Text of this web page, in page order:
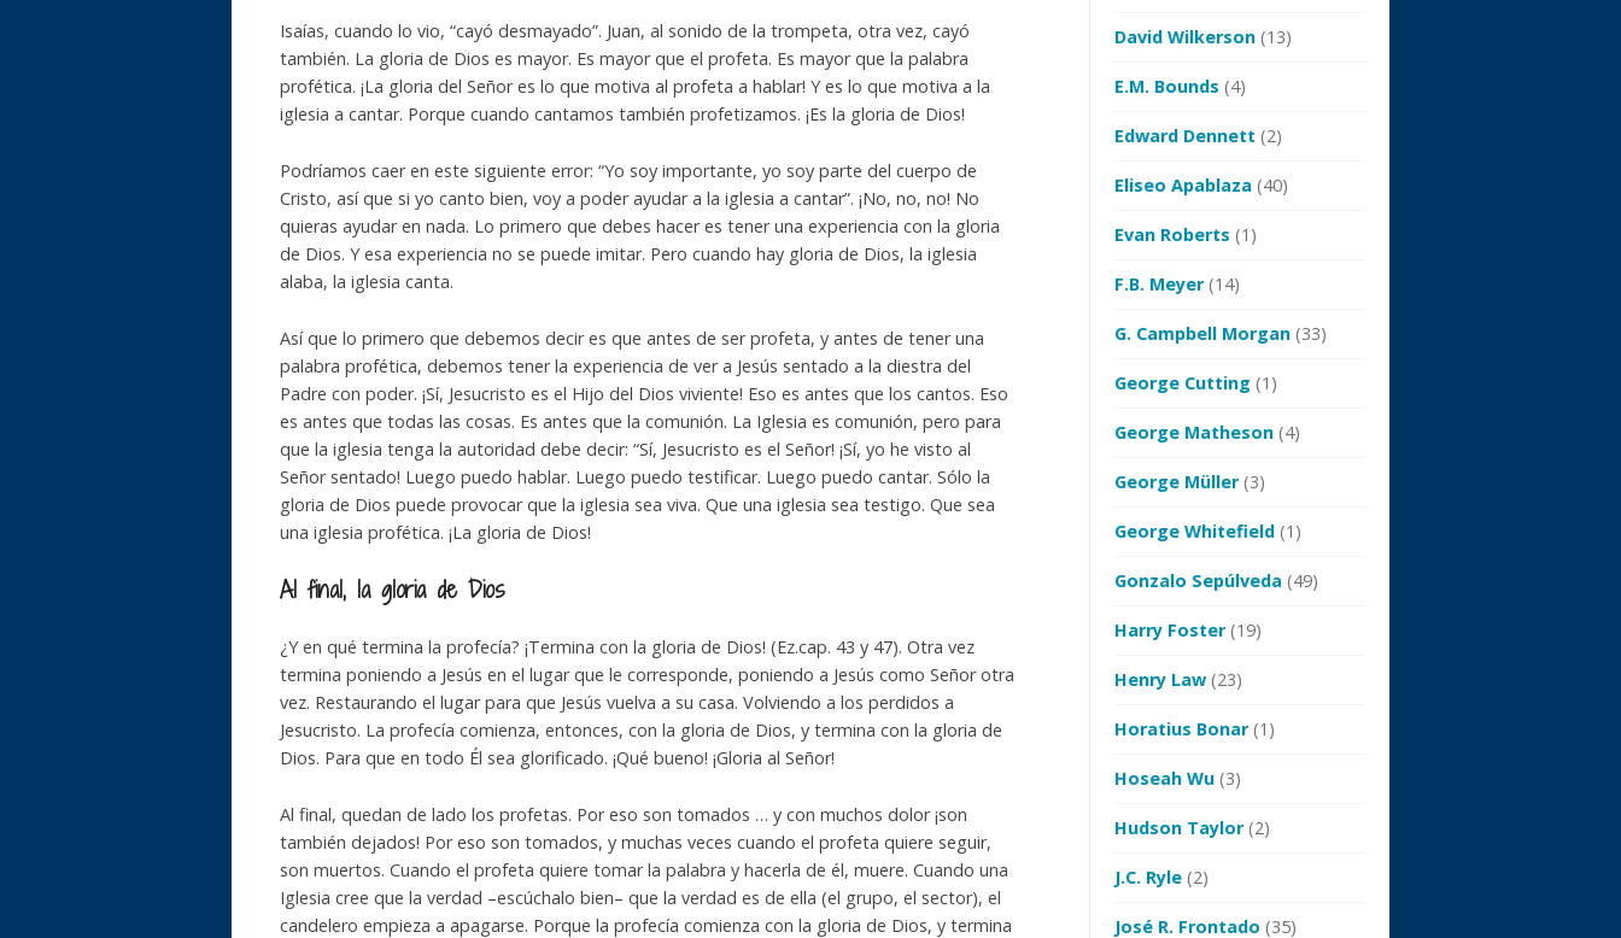
Isaías, cuando lo vio, “cayó desmayado”. Juan, al sonido de la trompeta, otra vez, cayó
también. La gloria de Dios es mayor. Es mayor que el profeta. Es mayor que la palabra
profética. ¡La gloria del Señor es lo que motiva al profeta a hablar! Y es lo que motiva a la
iglesia a cantar. Porque cuando cantamos también profetizamos. ¡Es la gloria de Dios!
Podríamos caer en este siguiente error: “Yo soy importante, yo soy parte del cuerpo de
Cristo, así que si yo canto bien, voy a poder ayudar a la iglesia a cantar”. ¡No, no, no! No
quieras ayudar en nada. Lo primero que debes hacer es tener una experiencia con la gloria
de Dios. Y esa experiencia no se puede imitar. Pero cuando hay gloria de Dios, la iglesia
alaba, la iglesia canta.
Así que lo primero que debemos decir es que antes de ser profeta, y antes de tener una
palabra profética, debemos tener la experiencia de ver a Jesús sentado a la diestra del
Padre con poder. ¡Sí, Jesucristo es el Hijo del Dios viviente! Eso es antes que los cantos. Eso
es antes que todas las cosas. Es antes que la comunión. La Iglesia es comunión, pero para
que la iglesia tenga la autoridad debe decir: “Sí, Jesucristo es el Señor! ¡Sí, yo he visto al
Señor sentado! Luego puedo hablar. Luego puedo testificar. Luego puedo cantar. Sólo la
gloria de Dios puede provocar que la iglesia sea viva. Que una iglesia sea testigo. Que sea
una iglesia profética. ¡La gloria de Dios!
Al final, la gloria de Dios
¿Y en qué termina la profecía? ¡Termina con la gloria de Dios! (Ez.cap. 43 y 47). Otra vez
termina poniendo a Jesús en el lugar que le corresponde, poniendo a Jesús como Señor otra
vez. Restaurando el lugar para que Jesús vuelva a su casa. Volviendo a los perdidos a
Jesucristo. La profecía comienza, entonces, con la gloria de Dios, y termina con la gloria de
Dios. Para que en todo Él sea glorificado. ¡Qué bueno! ¡Gloria al Señor!
Al final, quedan de lado los profetas. Por eso son tomados … y con muchos dolor ¡son
también dejados! Por eso son tomados, y muchas veces cuando el profeta quiere seguir,
son muertos. Cuando el profeta quiere tomar la palabra y hacerla de él, muere. Cuando una
Iglesia cree que la verdad –escúchalo bien– que la verdad es de ella (el grupo, el sector), el
candelero empieza a apagarse. Porque la profecía comienza con la gloria de Dios, y termina
David Wilkerson (13)
E.M. Bounds (4)
Edward Dennett (2)
Eliseo Apablaza (40)
Evan Roberts (1)
F.B. Meyer(14)
G. Campbell Morgan (33)
George Cutting (1)
George Matheson (4)
George Müller(3)
George Whitefield (1)
Gonzalo Sepúlveda (49)
Harry Foster(19)
Henry Law (23)
Horatius Bonar(1)
Hoseah Wu (3)
Hudson Taylor(2)
J.C. Ryle (2)
José R. Frontado (35)